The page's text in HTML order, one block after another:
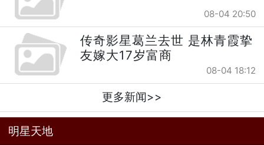
08-04 20:50
传奇影星葛兰去世 是林青霞挚
友嫁大17岁富商
08-04 18:12
更多新闻>>
明星天地